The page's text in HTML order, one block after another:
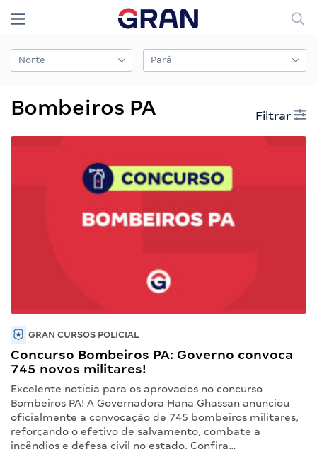
Bombeiros PA Filtrar
GRAN CURSOS POLICIAL
Concurso Bombeiros PA: Governo convoca
745 novos militares!
Excelente notícia para os aprovados no concurso
Bombeiros PA! A Governadora Hana Ghassan anunciou
oficialmente a convocação de 745 bombeiros militares,
reforçando o efetivo de salvamento, combate a
incêndios e defesa civil no estado. Confira…